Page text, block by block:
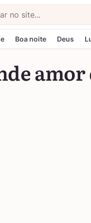
Boa noite Deus
amor